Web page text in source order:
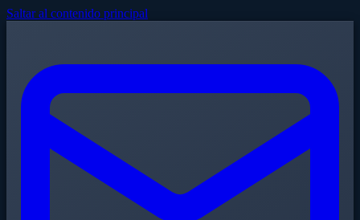
Saltar al contenido principal